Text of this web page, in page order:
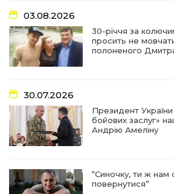
15:09
22 лип
У Пригожому з дітьми та їх
працювали фахівці
07:17
“Мені й досі сниться син”:
11:06
20 лип
За дві доби — серія ворожих
Барвінківській громаді
14:38
У Барвінковому сталася
Посмертні нагороди Героям:
03.08.2026
30-річчя за
просить не
полоненого
30.07.2026
Президент
бойових заслуг»
Андрію Амеліну
“Синочку, ти ж нам
повернутися”